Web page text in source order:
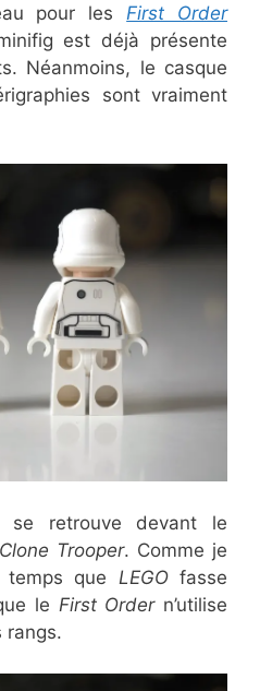
pour les First Order
est déjà présente
Néanmoins, le casque
sont vraiment
se retrouve devant le
Clone Trooper. Comme je
que LEGOfasse
le First Ordern’utilise
rangs.